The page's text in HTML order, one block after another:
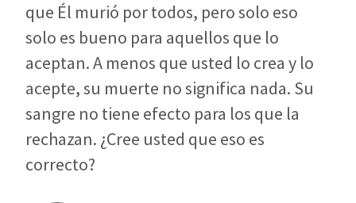
que Él murió por todos, pero solo eso
solo es bueno para aquellos que lo
aceptan. A menos que usted lo crea y lo
acepte, su muerte no significa nada. Su
sangre no tiene efecto para los que la
rechazan. ¿Cree usted que eso es
correcto?